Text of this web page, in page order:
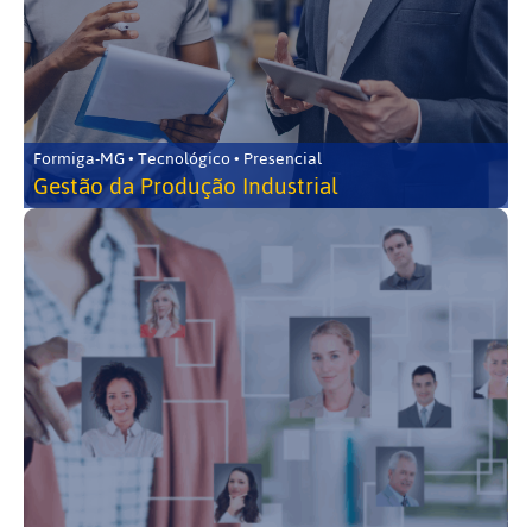
Formiga-MG • Tecnológico • Presencial
Gestão da Produção Industrial